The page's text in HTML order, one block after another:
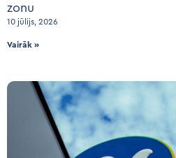
zonu
10 jūlijs, 2026
Vairāk »